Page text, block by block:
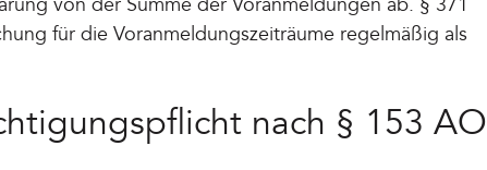
für die Voranmeldungszeiträume regelmäßig als
nach § 153 AO